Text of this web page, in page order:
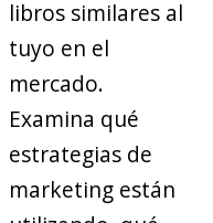
libros similares al
tuyo en el
mercado.
Examina qué
estrategias de
marketing están